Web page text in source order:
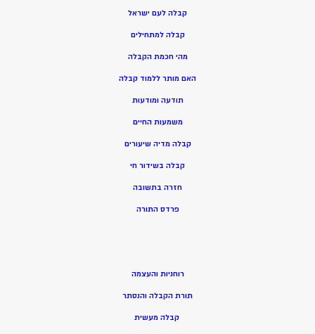
קבלה לעם ישראל
קבלה למתחילים
מהי חכמת הקבלה
האם מותר ללמוד קבלה
תודעה ומודעות
משמעות החיים
קבלה מדיה שיעורים
קבלה בשידור חי
חזרה בתשובה
פרדס התורה
רוחניות והעצמה
תורת הקבלה והנסתר
קבלה מעשית